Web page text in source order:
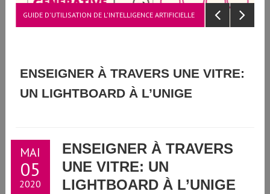
GUIDE D'UTILISATION DE L'INTELLIGENCE ARTIFICIELLE
ENSEIGNER À TRAVERS UNE VITRE:
UN LIGHTBOARD À L’UNIGE
MAI
05
2020
ENSEIGNER À TRAVERS
UNE VITRE: UN
LIGHTBOARD À L’UNIGE